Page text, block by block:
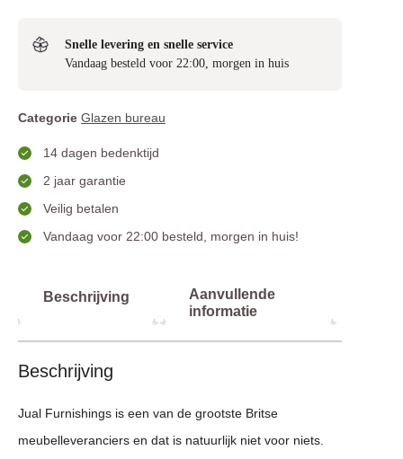
Snelle levering en snelle service
Vandaag besteld voor 22:00, morgen in huis
Categorie Glazen bureau
14 dagen bedenktijd
2 jaar garantie
Veilig betalen
Vandaag voor 22:00 besteld, morgen in huis!
Beschrijving
Aanvullende
informatie
Beschrijving
Jual Furnishings is een van de grootste Britse
meubelleveranciers en dat is natuurlijk niet voor niets.